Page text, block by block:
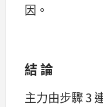
因。
結 論
主力由步驟 3